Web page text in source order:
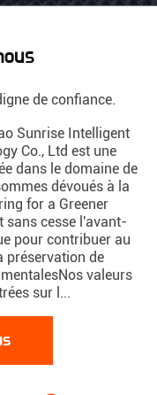
de confiance.
Sunrise Intelligent
Co., Ltd est une
dans le domaine de
dévoués à la
for a Greener
sans cesse l'avant-
pour contribuer au
préservation de
valeurs
sur l...